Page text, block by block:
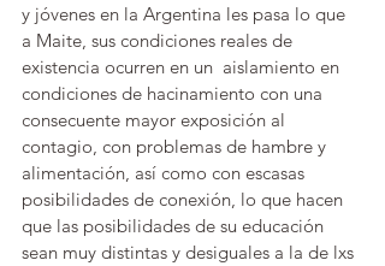
y jóvenes en la Argentina les pasa lo que
a Maite, sus condiciones reales de
existencia ocurren en un  aislamiento en
condiciones de hacinamiento con una
consecuente mayor exposición al
contagio, con problemas de hambre y
alimentación, así como con escasas
posibilidades de conexión, lo que hacen
que las posibilidades de su educación
sean muy distintas y desiguales a la de lxs